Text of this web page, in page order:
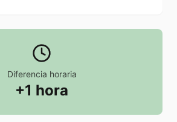
Diferencia horaria
+1 hora